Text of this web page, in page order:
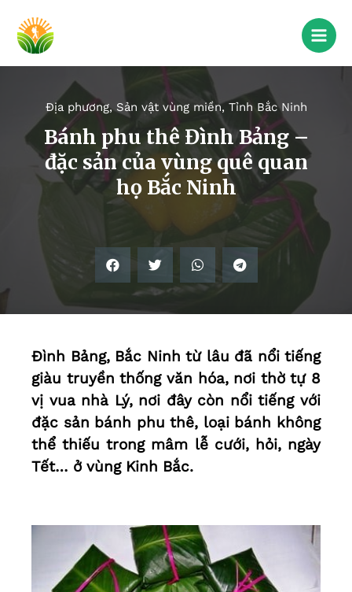
Địa phương, Sản vật vùng miền, Tỉnh Bắc Ninh
Bánh phu thê Đình Bảng –
đặc sản của vùng quê quan
họ Bắc Ninh
Đình Bảng, Bắc Ninh từ lâu đã nổi tiếng
giàu truyền thống văn hóa, nơi thờ tự 8
vị vua nhà Lý, nơi đây còn nổi tiếng với
đặc sản bánh phu thê, loại bánh không
thể thiếu trong mâm lễ cưới, hỏi, ngày
Tết… ở vùng Kinh Bắc.